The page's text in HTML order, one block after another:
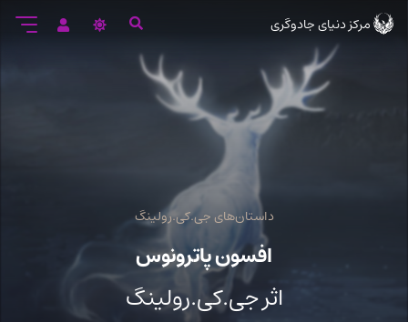
مرکز دنیای جادوگری
داستان‌های جی.کی.رولینگ
افسون پاترونوس
اثر جی.کی.رولینگ